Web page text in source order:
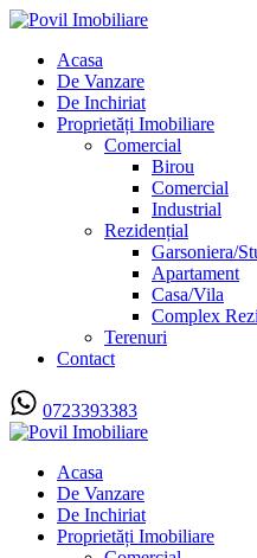
Acasa
De Vanzare
De Inchiriat
Proprietăți Imobiliare
Comercial
Birou
Comercial
Industrial
Rezidențial
Garsoniera/
Apartament
Casa/Vila
Complex
Terenuri
Contact
0723393383
Acasa
De Vanzare
De Inchiriat
Proprietăți Imobiliare